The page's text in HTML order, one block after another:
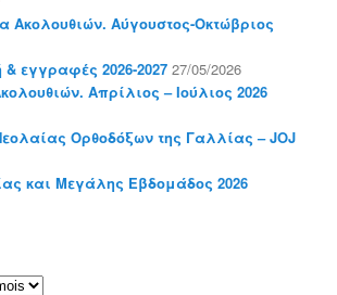
Αύγουστος-Οκτώβριος
& εγγραφές 2026-2027 27/05/2026
Απρίλιος – Ιούλιος 2026
Ορθοδόξων της Γαλλίας – JOJ
και Μεγάλης Εβδομάδος 2026